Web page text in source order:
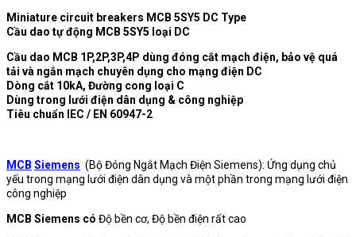
Miniature circuit breakers MCB 5SY5 DC Type
Cầu dao tự động MCB 5SY5 loại DC
Cầu dao MCB 1P,2P,3P,4P dùng đóng cắt mạch điện, bảo vệ quá
tải và ngắn mạch chuyên dụng cho mạng điện DC
Dòng cắt 10kA, Đường cong loại C
Dùng trong lưới điện dân dụng & công nghiệp
Tiêu chuẩn IEC / EN 60947-2
MCB Siemens (Bộ Đóng Ngắt Mạch Điện Siemens): Ứng dụng chủ
yếu trong mạng lưới điện dân dụng và một phần trong mạng lưới điện
công nghiệp
MCB Siemens có Độ bền cơ, Độ bền điện rất cao